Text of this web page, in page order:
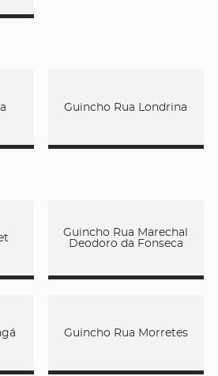
Guincho Rua Londrina
Guincho Rua Marechal
Deodoro da Fonseca
Guincho Rua Morretes